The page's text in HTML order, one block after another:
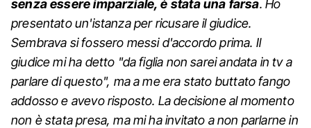
senza essere imparziale, è stata una farsa. Ho
presentato un'istanza per ricusare il giudice.
Sembrava si fossero messi d'accordo prima. Il
giudice mi ha detto "da figlia non sarei andata in tv a
parlare di questo", ma a me era stato buttato fango
addosso e avevo risposto. La decisione al momento
non è stata presa, ma mi ha invitato a non parlarne in